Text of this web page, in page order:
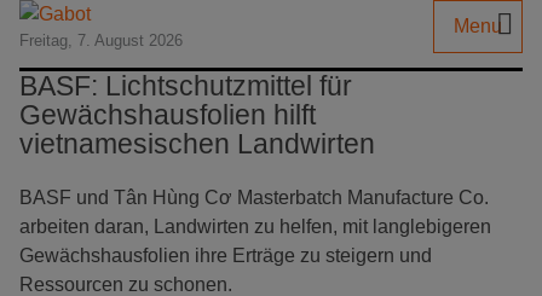
Freitag, 7. August 2026
Menu
BASF: Lichtschutzmittel für
Gewächshausfolien hilft
vietnamesischen Landwirten
BASF und Tân Hùng Cơ Masterbatch Manufacture Co.
arbeiten daran, Landwirten zu helfen, mit langlebigeren
Gewächshausfolien ihre Erträge zu steigern und
Ressourcen zu schonen.